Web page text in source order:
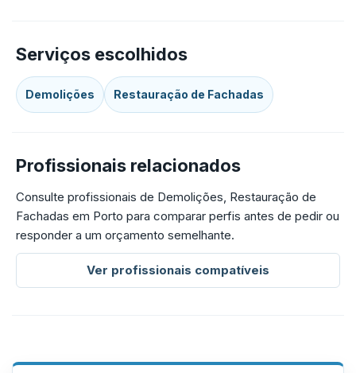
Serviços escolhidos
Demolições Restauração de Fachadas
Profissionais relacionados
Consulte profissionais de Demolições, Restauração de
Fachadas em Porto para comparar perfis antes de pedir ou
responder a um orçamento semelhante.
Ver profissionais compatíveis